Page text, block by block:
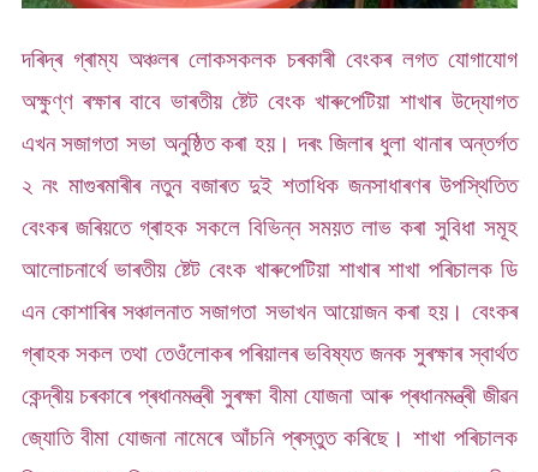
দৰিদ্ৰ গ্ৰাম্য অঞ্চলৰ লোকসকলক চৰকাৰী বেংকৰ লগত যোগাযোগ
অক্ষুণ্ণ ৰক্ষাৰ বাবে ভাৰতীয় ষ্টেট বেংক খাৰুপেটিয়া শাখাৰ উদ্যোগত
এখন সজাগতা সভা অনুষ্ঠিত কৰা হয়। দৰং জিলাৰ ধুলা থানাৰ অন্তৰ্গত
২ নং মাগুৰমাৰীৰ নতুন বজাৰত দুই শতাধিক জনসাধাৰণৰ উপস্থিতিত
বেংকৰ জৰিয়তে গ্ৰাহক সকলে বিভিন্ন সময়ত লাভ কৰা সুবিধা সমূহ
আলোচনাৰ্থে ভাৰতীয় ষ্টেট বেংক খাৰুপেটিয়া শাখাৰ শাখা পৰিচালক ডি
এন কোশাৰিৰ সঞ্চালনাত সজাগতা সভাখন আয়োজন কৰা হয়। বেংকৰ
গ্ৰাহক সকল তথা তেওঁলোকৰ পৰিয়ালৰ ভবিষ্যত জনক সুৰক্ষাৰ স্বাৰ্থত
কেন্দ্ৰীয় চৰকাৰে প্ৰধানমন্ত্ৰী সুৰক্ষা বীমা যোজনা আৰু প্ৰধানমন্ত্ৰী জীৱন
জ্যোতি বীমা যোজনা নামেৰে আঁচনি প্ৰস্তুত কৰিছে। শাখা পৰিচালক